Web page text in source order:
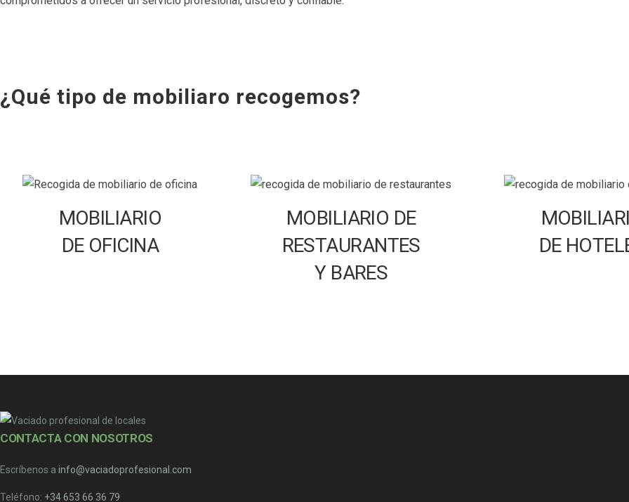
¿Qué tipo de mobiliaro recogemos?
MOBILIARIO
DE OFICINA
MOBILIARIO DE
RESTAURANTES
Y BARES
DE
CONTACTA CON NOSOTROS
Escríbenos a info@vaciadoprofesional.com
Teléfono: +34 653 66 36 79